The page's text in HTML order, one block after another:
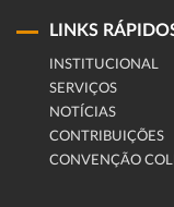
LINKS
INSTITUCIONAL
SERVIÇOS
NOTÍCIAS
CONTRIBUIÇÕES
CONVENÇÃO